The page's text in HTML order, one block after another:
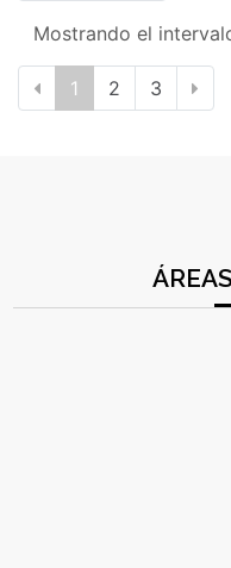
Mostrando el
1 2 3